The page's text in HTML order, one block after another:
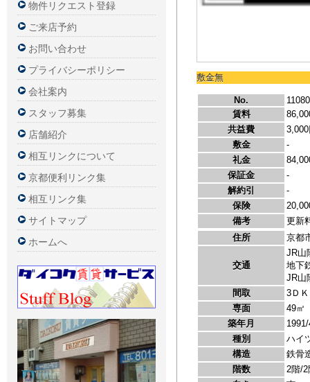
物件リクエスト登録
ご来店予約
お問い合わせ
プライバシーポリシー
会社案内
スタッフ募集
店舗紹介
相互リンクについて
京都便利リンク集
相互リンク集
サイトマップ
ホームへ